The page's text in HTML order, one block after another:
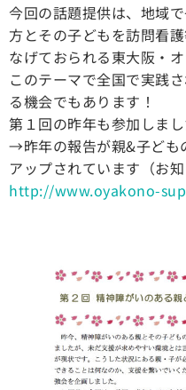
今回の話題提供は、地域
方とその子どもを訪問看
なげておられる東大阪・
このテーマで全国で実践
る機会でもあります！
第１回の昨年も参加しま
→昨年の報告が親&子ども
アップされています（お知
http://www.oyakono-